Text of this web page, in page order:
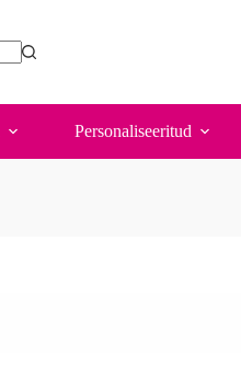
Personaliseeritud